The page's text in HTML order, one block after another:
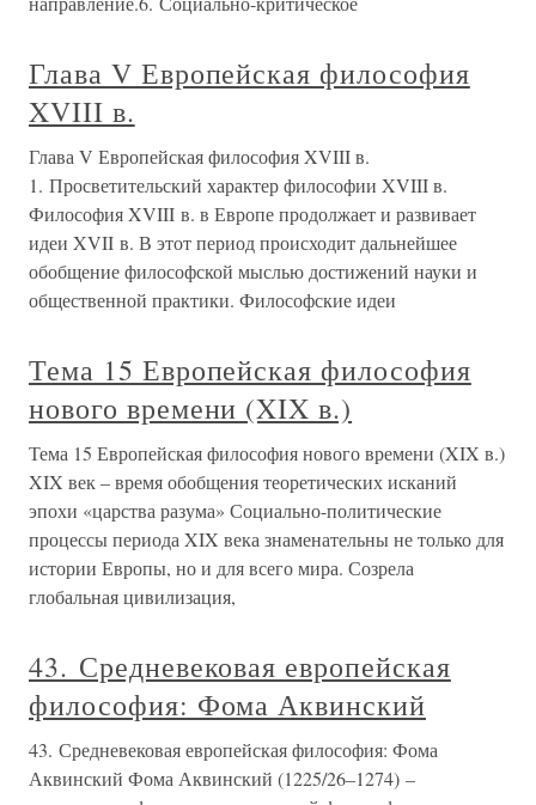
Глава V Европейская философия
XVIII в.
Глава V Европейская философия XVIII в.
1. Просветительский характер философии XVIII в.
Философия XVIII в. в Европе продолжает и развивает
идеи XVII в. В этот период происходит дальнейшее
обобщение философской мыслью достижений науки и
общественной практики. Философские идеи
Тема 15 Европейская философия
нового времени (XIX в.)
Тема 15 Европейская философия нового времени (XIX в.)
XIX век – время обобщения теоретических исканий
эпохи «царства разума» Социально-политические
процессы периода XIX века знаменательны не только для
истории Европы, но и для всего мира. Созрела
глобальная цивилизация,
43. Средневековая европейская
философия: Фома Аквинский
43. Средневековая европейская философия: Фома
Аквинский Фома Аквинский (1225/26–1274) –